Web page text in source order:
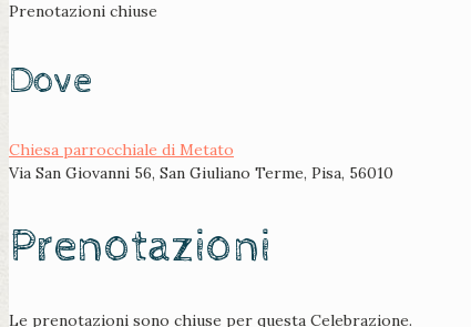
Prenotazioni chiuse
Dove
Chiesa parrocchiale di Metato
Via San Giovanni 56, San Giuliano Terme, Pisa, 56010
Prenotazioni
Le prenotazioni sono chiuse per questa Celebrazione.